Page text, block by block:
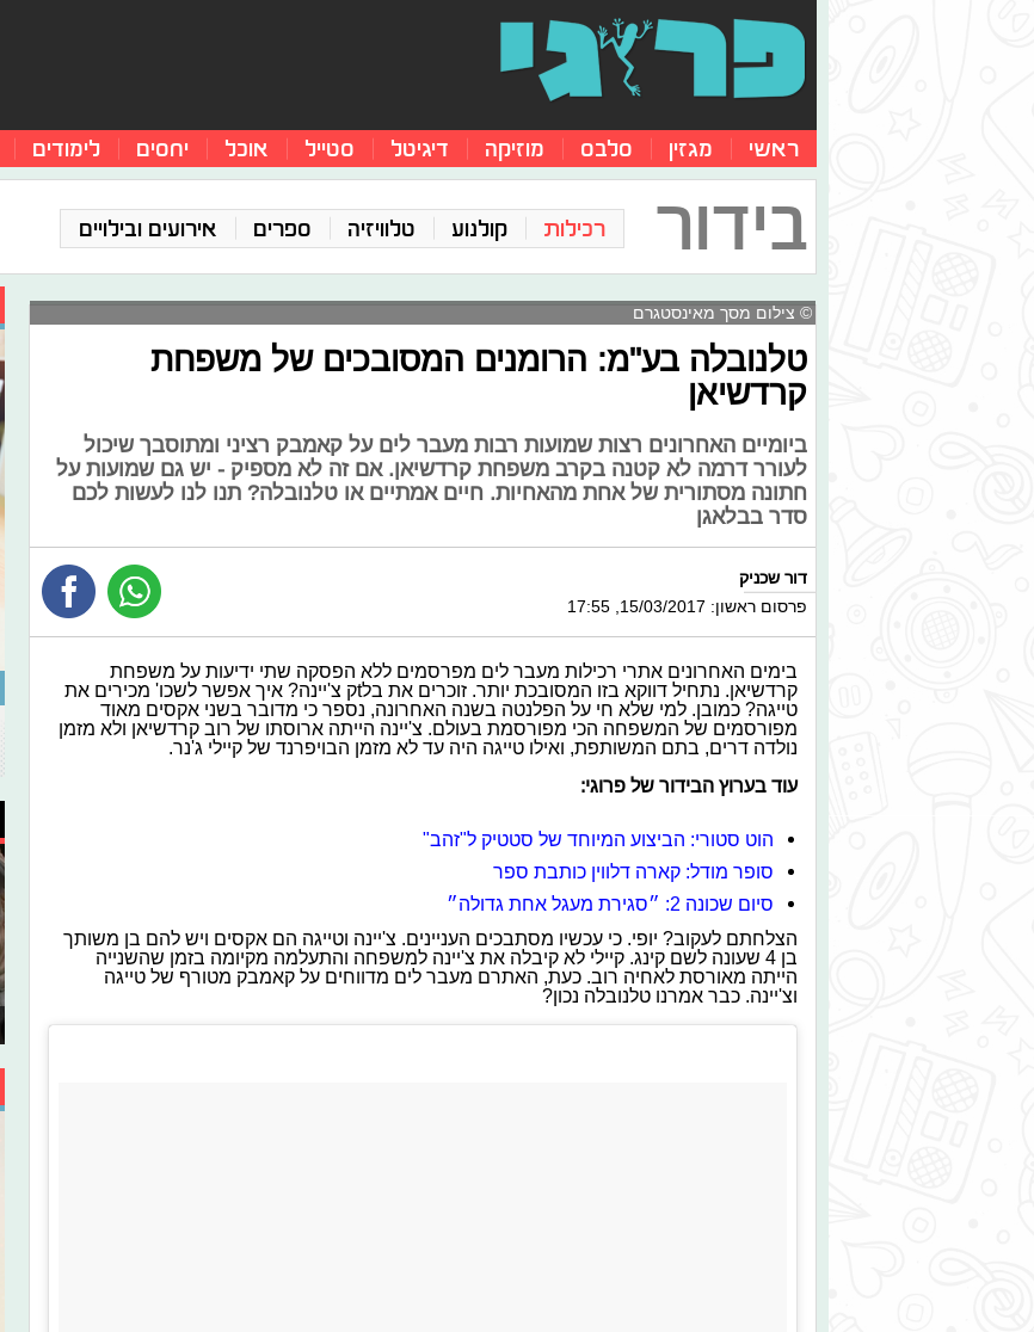
ראשי מגזין סלבס מוזיקה דיגיטל סטייל אוכל יחסים לימודים
בידור רכילות קולנוע טלוויזיה ספרים אירועים ובילויים
© צילום מסך מאינסטגרם
טלנובלה בע"מ: הרומנים המסובכים של משפחת
קרדשיאן
ביומיים האחרונים רצות שמועות רבות מעבר לים על קאמבק רציני ומתוסבך שיכול
לעורר דרמה לא קטנה בקרב משפחת קרדשיאן. אם זה לא מספיק - יש גם שמועות על
חתונה מסתורית של אחת מהאחיות. חיים אמתיים או טלנובלה? תנו לנו לעשות לכם
סדר בבלאגן
דור שכניק
פרסום ראשון: 15/03/2017, 17:55
בימים האחרונים אתרי רכילות מעבר לים מפרסמים ללא הפסקה שתי ידיעות על משפחת
קרדשיאן. נתחיל דווקא בזו המסובכת יותר. זוכרים את בלtק צ'יינה? איך אפשר לשכו' מכירים את
טייגה? כמובן. למי שלא חי על הפלנטה בשנה האחרונה, נספר כי מדובר בשני אקסים מאוד
מפורסמים של המשפחה הכי מפורסמת בעולם. צ'יינה הייתה ארוסתו של רוב קרדשיאן ולא מזמן
נולדה דרים, בתם המשותפת, ואילו טייגה היה עד לא מזמן הבויפרנד של קיילי ג'נר.
עוד בערוץ הבידור של פרוגי:
הוט סטורי: הביצוע המיוחד של סטטיק ל"זהב"
סופר מודל: קארה דלווין כותבת ספר
סיום שכונה 2: ״סגירת מעגל אחת גדולה״
הצלחתם לעקוב? יופי. כי עכשיו מסתבכים העניינים. צ'יינה וטייגה הם אקסים ויש להם בן משותך
בן 4 שעונה לשם קינג. קיילי לא קיבלה את צ'יינה למשפחה והתעלמה מקיומה בזמן שהשנייה
הייתה מאורסת לאחיה רוב. כעת, האתרם מעבר לים מדווחים על קאמבק מטורף של טייגה
וצ'יינה. כבר אמרנו טלנובלה נכון?